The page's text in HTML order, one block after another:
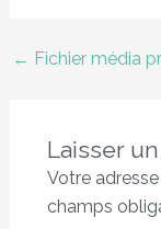
← Fichier média
Laisser
Votre
champs